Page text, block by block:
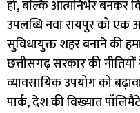
हो, बल्कि आत्मनिर्भर बनकर
उपलब्धि नवा रायपुर को एक
सुविधायुक्त शहर बनाने की
छत्तीसगढ़ सरकार की
व्यावसायिक उपयोग को
पार्क, देश की विख्यात